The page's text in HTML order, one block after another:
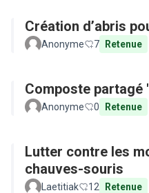
Création d’abris
Anonyme 7 Retenue
Composte partagé
Anonyme 0 Retenue
Lutter contre les
chauves-souris
Laetitiak 12 Retenue